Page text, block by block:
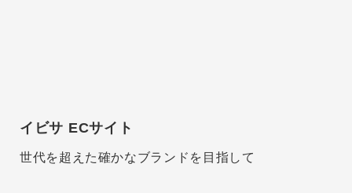
イビサ ECサイト
世代を超えた確かなブランドを目指して